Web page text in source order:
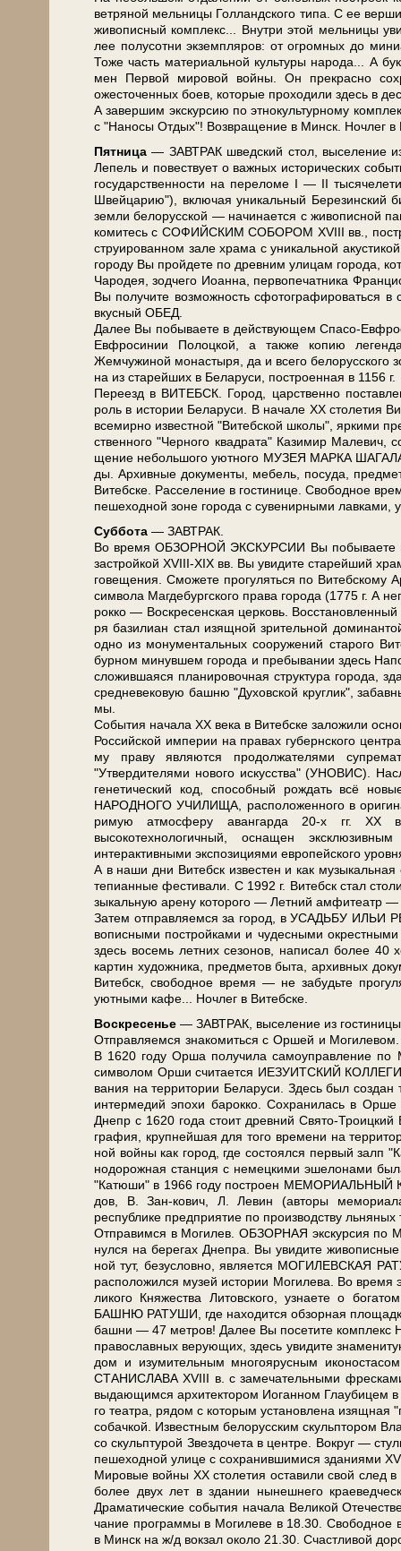
ветряной мель­ни­цы Голландского ти­па. С ее
жи­во­пис­ный ком­плекс... Внутри этой
лее полусотни эк­зем­пля­ров: от огромных до
Тоже часть ма­те­ри­аль­ной куль­ту­ры на­ро­да... А
мен Первой ми­ро­вой вой­ны. Он пре­крас­но
ожесточенных боев, ко­то­рые про­хо­ди­ли здесь в
А завершим экс­кур­сию по этнокультурному
с "На­но­сы Отдых"! Воз­вра­ще­ние в Минск. Ноч­лег в
Пят­ни­ца — ЗАВ­ТРАК швед­ский стол, вы­се­ле­ние
Ле­пель и по­вест­ву­ет о важ­ных ис­то­ри­че­ских
го­су­дар­ствен­но­сти на пе­ре­ло­ме I — II
Швей­ца­рию"), вклю­чая уни­каль­ный
зем­ли бе­ло­рус­ской — на­чи­на­ет­ся с жи­во­пис­ной
ко­ми­тесь с СОФИЙСКИМ СОБОРОМ XVIII вв.,
стру­и­ро­ван­ном за­ле хра­ма с уни­каль­ной
го­ро­ду Вы прой­де­те по древним ули­цам го­ро­да,
Чародея, зод­че­го Иоан­на, пер­во­пе­чат­ни­ка
Вы получите воз­мож­ность
вкус­ный ОБЕД.
Да­лее Вы по­бы­ва­е­те в дей­ству­ю­щем Спасо-
Ев­фро­си­нии По­лоц­кой, а так­же копию
Жемчужиной мо­на­сты­ря, да и все­го бе­ло­рус­ско­го
на из ста­рей­ших в Бе­ла­ру­си, по­стро­ен­ная в 1156 г.
Пе­ре­езд в ВИТЕБСК. Город, цар­ствен­но
роль в ис­то­рии Бе­ла­ру­си. В на­ча­ле XX сто­ле­тия
все­мир­но из­вест­ной "Ви­теб­ской шко­лы", яр­ки­ми
ствен­но­го "Чер­но­го квад­ра­та" Ка­зи­мир Ма­ле­вич,
ще­ние не­боль­шо­го уют­но­го МУЗЕЯ МАРКА
ды. Архивные до­ку­мен­ты, ме­бель, посуда,
Ви­теб­ске. Расселение в го­сти­ни­це. Сво­бод­ное
пе­ше­ход­ной зоне го­ро­да с су­ве­нир­ны­ми
Суб­бо­та — ЗАВ­ТРАК.
Во вре­мя ОБЗОРНОЙ ЭКСКУРСИИ Вы по­бы­ва­е­те в
за­строй­кой ХVIII-XIX вв. Вы уви­ди­те старейший
го­ве­ще­ния. Сможете про­гу­лять­ся по
сим­во­ла Маг­де­бург­ско­го пра­ва го­ро­да (1775 г. А
рок­ко — Воскресенская цер­ковь.
ря ба­зи­ли­ан стал изящ­ной зри­тель­ной
од­но из мо­ну­мен­таль­ных со­ору­же­ний ста­ро­го
бур­ном ми­нув­шем го­ро­да и пребывании здесь
сло­жив­ша­я­ся планировочная струк­ту­ра го­ро­да,
сред­не­ве­ко­вую баш­ню "Ду­хов­ской круг­лик",
мы.
События на­ча­ла ХХ ве­ка в Ви­теб­ске заложили
Рос­сий­ской им­пе­рии на пра­вах губернского
му пра­ву яв­ля­ют­ся продолжателями
"Утвердителями нового ис­кус­ства" (УНОВИС).
генетический код, способный рождать всё
НАРОДНОГО УЧИЛИЩА, рас­по­ло­жен­но­го в
ри­мую ат­мо­сфе­ру аван­гар­да 20-х гг. ХХ
высокотехнологичный, осна­щен
интерактивными экспозициями европейского
А в на­ши дни Ви­тебск из­ве­стен и как
те­пи­ан­ные фе­сти­ва­ли. С 1992 г. Ви­тебск стал
зы­каль­ную аре­ну ко­то­ро­го — Летний ам­фи­те­атр
За­тем от­прав­ля­ем­ся за го­род, в УСАДЬБУ ИЛЬИ
во­пис­ны­ми по­строй­ка­ми и чу­дес­ны­ми
здесь во­семь летних се­зо­нов, на­пи­сал бо­лее 40
кар­тин ху­дож­ни­ка, пред­ме­тов бы­та, ар­хив­ных
Ви­тебск, свободное вре­мя — не забудьте
уютными ка­фе... Ноч­лег в Ви­теб­ске.
Вос­кре­се­нье — ЗАВ­ТРАК, вы­се­ле­ние из
Отправляемся зна­ко­мить­ся с Оршей и
В 1620 го­ду Ор­ша получила са­мо­управ­ле­ние по
сим­во­лом Орши счи­та­ет­ся ИЕЗУИТСКИЙ
ва­ния на тер­ри­то­рии Бе­ла­ру­си. Здесь был
интермедий эпо­хи ба­рок­ко. Сохранилась в
Днепр с 1620 го­да стоит древний Свято-
гра­фия, крупнейшая для то­го вре­ме­ни на
ной вой­ны как го­род, где со­сто­ял­ся пер­вый залп
но­до­рож­ная стан­ция с не­мец­ки­ми эше­ло­на­ми
"Ка­тю­ши" в 1966 го­ду по­стро­ен
дов, В. Зан-кович, Л. Ле­вин (ав­то­ры
республике пред­при­я­тие по про­из­вод­ству
Отправимся в Мо­ги­лев. ОБЗОРНАЯ экскурсия по
нул­ся на бе­ре­гах Дне­пра. Вы уви­ди­те
ной тут, безусловно, яв­ля­ет­ся МОГИЛЕВСКАЯ
рас­по­ло­жил­ся му­зей ис­то­рии Могилева. Во
ли­ко­го Кня­же­ства Ли­тов­ско­го, узна­е­те о
БАШНЮ РАТУШИ, где на­хо­дит­ся обзорная
баш­ни — 47 мет­ров! Да­лее Вы по­се­ти­те ком­плекс
пра­во­слав­ных ве­ру­ю­щих, здесь уви­ди­те
дом и изу­ми­тель­ным мно­го­ярус­ным
СТАНИСЛАВА XVIII в. с за­ме­ча­тель­ны­ми
вы­да­ю­щим­ся ар­хи­тек­то­ром Иоган­ном Глау­би­цем в
го те­ат­ра, ря­дом с ко­то­рым уста­нов­ле­на изящ­ная
со­бач­кой. Известным бе­ло­рус­ским скульптором
со скульптурой Звез­до­че­та в цен­тре. Во­круг —
пе­ше­ход­ной ули­це с сохранившимися зда­ни­я­ми
Мировые вой­ны ХХ сто­ле­тия оста­ви­ли свой след
бо­лее двух лет в зда­нии ны­неш­не­го
Драматические со­бы­тия на­ча­ла Ве­ли­кой
ча­ние про­грам­мы в Могилеве в 18.30. Сво­бод­ное
в Минск на ж/д вок­зал око­ло 21.30. Счастливой